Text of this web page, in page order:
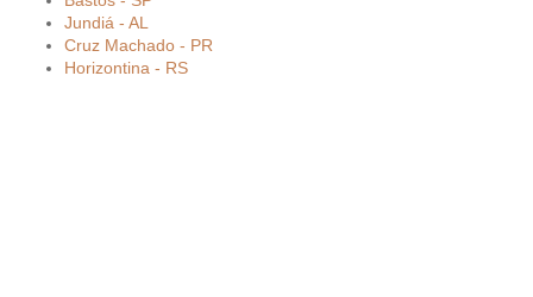
Jundiá - AL
Cruz Machado - PR
Horizontina - RS